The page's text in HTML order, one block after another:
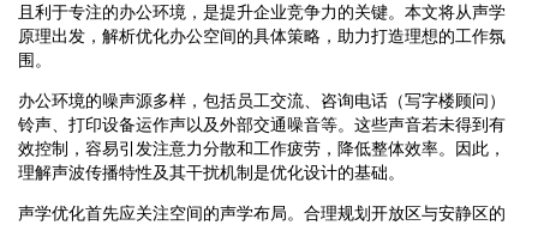
且利于专注的办公环境，是提升企业竞争力的关键。本文将从声学
原理出发，解析优化办公空间的具体策略，助力打造理想的工作氛
围。
办公环境的噪声源多样，包括员工交流、咨询电话（写字楼顾问）
铃声、打印设备运作声以及外部交通噪音等。这些声音若未得到有
效控制，容易引发注意力分散和工作疲劳，降低整体效率。因此，
理解声波传播特性及其干扰机制是优化设计的基础。
声学优化首先应关注空间的声学布局。合理规划开放区与安静区的